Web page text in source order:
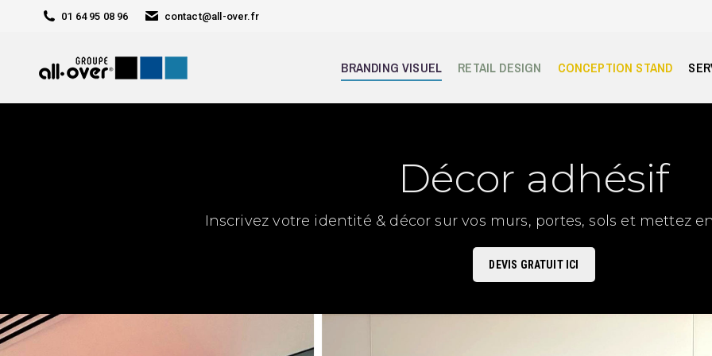
01 64 95 08 96 contact@all-over.fr
BRANDING VISUEL RETAIL DESIGN CONCEPTION STAND
Décor adhésif
Inscrivez votre identité & décor sur vos murs, portes, sols et mettez
DEVIS GRATUIT ICI